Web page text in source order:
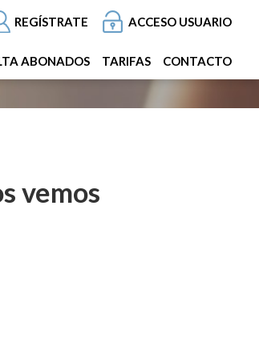
REGÍSTRATE ACCESO USUARIO
ABONADOS TARIFAS CONTACTO
vemos